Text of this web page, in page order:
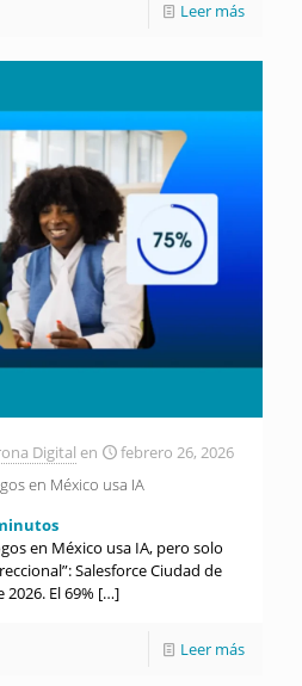
Leer más
Digital en
febrero 26, 2026
en México usa IA
en México usa IA, pero solo
Salesforce Ciudad de
El 69% […]
Leer más